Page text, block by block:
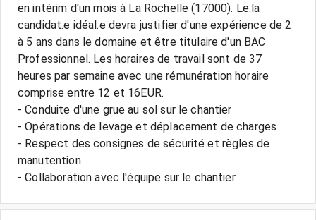
en intérim d'un mois à La Rochelle (17000). Le.la
candidat.e idéal.e devra justifier d'une expérience de 2
à 5 ans dans le domaine et être titulaire d'un BAC
Professionnel. Les horaires de travail sont de 37
heures par semaine avec une rémunération horaire
comprise entre 12 et 16EUR.
- Conduite d'une grue au sol sur le chantier
- Opérations de levage et déplacement de charges
- Respect des consignes de sécurité et règles de
manutention
- Collaboration avec l'équipe sur le chantier